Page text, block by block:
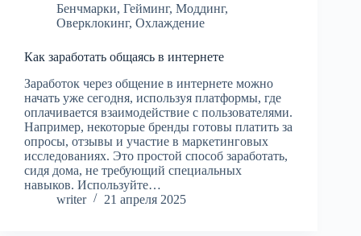
Бенчмарки, Гейминг, Моддинг,
Оверклокинг, Охлаждение
Как заработать общаясь в интернете
Заработок через общение в интернете можно
начать уже сегодня, используя платформы, где
оплачивается взаимодействие с пользователями.
Например, некоторые бренды готовы платить за
опросы, отзывы и участие в маркетинговых
исследованиях. Это простой способ заработать,
сидя дома, не требующий специальных
навыков. Используйте…
writer
21 апреля 2025